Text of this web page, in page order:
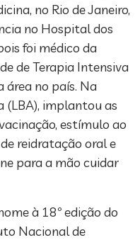
no Rio de Janeiro,
no Hospital dos
foi médico da
de Terapia Intensiva
área no país. Na
(LBA), implantou as
estímulo ao
reidratação oral e
para a mão cuidar
à 18º edição do
Nacional de